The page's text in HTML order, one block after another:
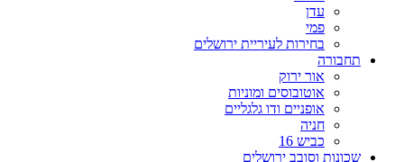
עדן
פמי
בחירות לעיריית ירושלים
תחבורה
אור ירוק
אוטובוסים ומוניות
אופניים ודו גלגליים
חניה
כביש 16
שכונות וסובב ירושלים